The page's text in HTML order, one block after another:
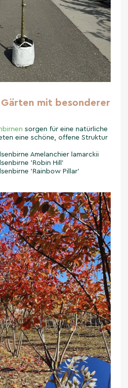
Gärten mit besonderer
sorgen für eine natürliche
eine schöne, offene Struktur
Amelanchier lamarckii
'Robin Hill'
'Rainbow Pillar'